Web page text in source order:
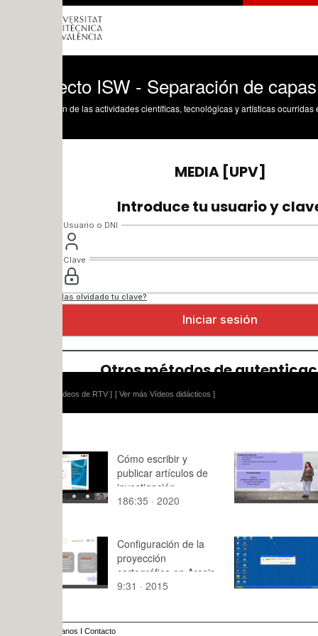
ISW - Separación de capas
de las actividades científicas, tecnológicas y artísticas ocurridas en los tres
[ Ver más Vídeos didácticos ]
Cómo escribir y
publicar artículos de
investigación.
Secretos de editor
186:35 · 2020
Efectos de
9:15 · 2018
Configuración de la
proyección
cartográfica en Arcgis.
9:31 · 2015
Clase del
65:54 ·